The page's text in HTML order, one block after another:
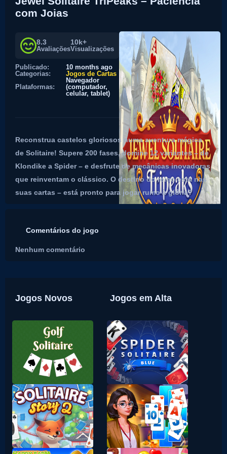
com Joias
8.3
Avaliações
10k+
Visualizações
Publicado:
10 months ago
Categorias:
Jogos de Cartas
Plataformas:
Navegador
(computador,
celular, tablet)
Reconstrua castelos gloriosos numa aventura mágica
de Solitaire! Supere 200 fases, domine 12 variantes – de
Klondike a Spider – e desfrute de mecânicas inovadoras
que reinventam o clássico. O destino do reino está nas
suas cartas – está pronto para jogar rumo à glória?
Comentários do jogo
Nenhum comentário
Jogos Novos Jogos em Alta